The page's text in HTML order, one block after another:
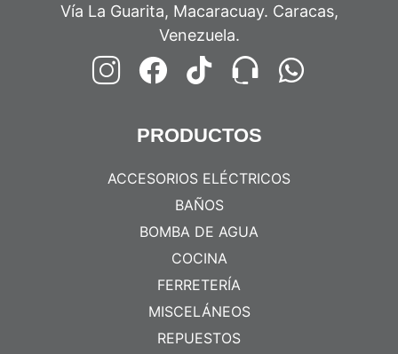
Vía La Guarita, Macaracuay. Caracas,
Venezuela.
PRODUCTOS
ACCESORIOS ELÉCTRICOS
BAÑOS
BOMBA DE AGUA
COCINA
FERRETERÍA
MISCELÁNEOS
REPUESTOS